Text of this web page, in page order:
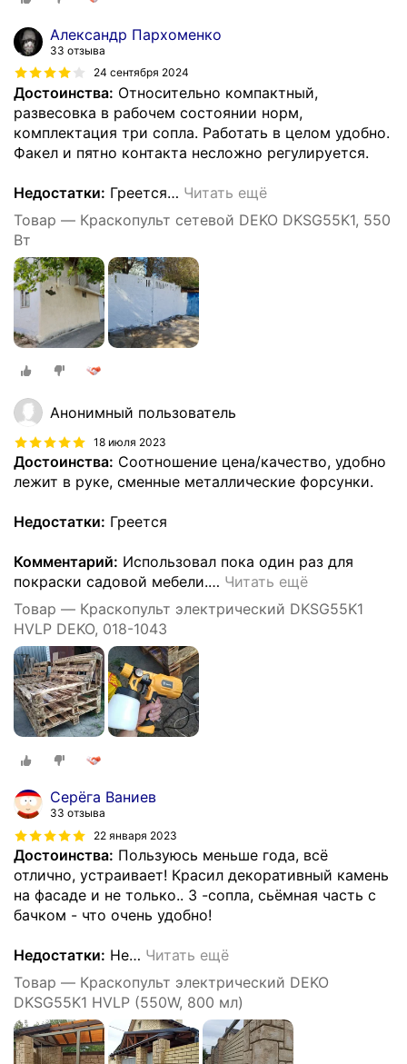
/ Оборудование для покраски
Александр Пархоменко
33 отзыва
24 сентября 2024
Достоинства: Относительно компактный,
развесовка в рабочем состоянии норм,
комплектация три сопла. Работать в целом удобно.
Факел и пятно контакта несложно регулируется.
Недостатки: Греется… Читать ещё
Товар — Краскопульт сетевой DEKO DKSG55K1, 550
Вт
Анонимный пользователь
18 июля 2023
Достоинства: Соотношение цена/качество, удобно
лежит в руке, сменные металлические форсунки.
Недостатки: Греется
Комментарий: Использовал пока один раз для
покраски садовой мебели.… Читать ещё
Товар — Краскопульт электрический DKSG55K1
HVLP DEKO, 018-1043
Серёга Ваниев
33 отзыва
22 января 2023
Достоинства: Пользуюсь меньше года, всё
отлично, устраивает! Красил декоративный камень
на фасаде и не только.. 3 -сопла, сьёмная часть с
бачком - что очень удобно!
Недостатки: Не… Читать ещё
Товар — Краскопульт электрический DEKO
DKSG55K1 HVLP (550W, 800 мл)